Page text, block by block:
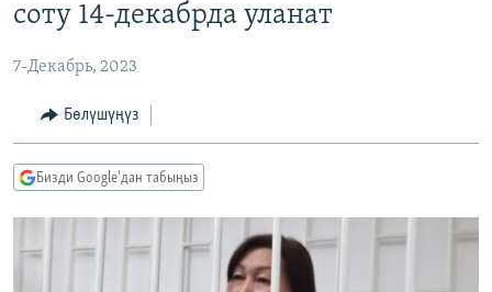
ЭКОНОМИКА
МАДАНИЯТ
БОРБОР АЗИЯ
УКРАИНА
АТАЙЫН ИЛИКТӨӨ
ТВ ПРОГРАММАЛАР
ЭКСПЕРТТЕР ТАЛДАЙТ
ӨЗГӨЧӨ ПИКИР
Русский
соту 14-декабрда уланат
7-Декабрь, 2023
Бөлүшүңүз
Бизди Google'дан табыңыз